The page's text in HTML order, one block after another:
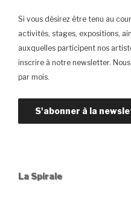
Si vous désirez être tenu au
activités, stages, expositions,
auxquelles participent nos
inscrire à notre newsletter.
par mois.
La Spirale